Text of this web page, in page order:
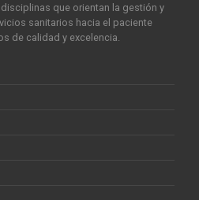
que orientan la gestión y
sanitarios hacia el paciente
de calidad y excelencia.